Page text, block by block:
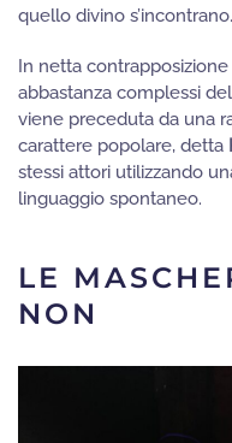
quello divino s’incontrano.
In netta
abbastanza complessi
viene preceduta da una
carattere popolare, detta
stessi attori utilizzando
linguaggio spontaneo.
LE
NON